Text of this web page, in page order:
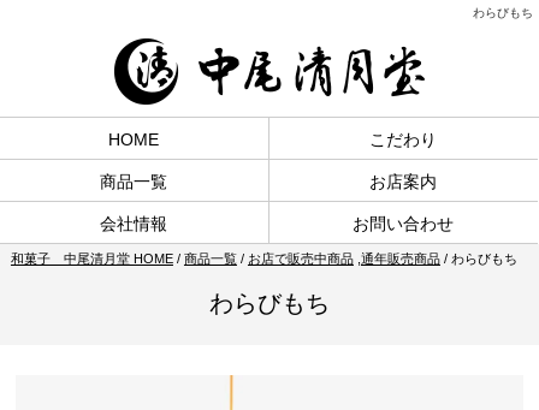
わらびもち
HOME こだわり
商品一覧 お店案内
会社情報 お問い合わせ
和菓子 中尾清月堂 HOME/ 商品一覧/ お店で販売中商品, 通年販売商品/ わらびもち
わらびもち